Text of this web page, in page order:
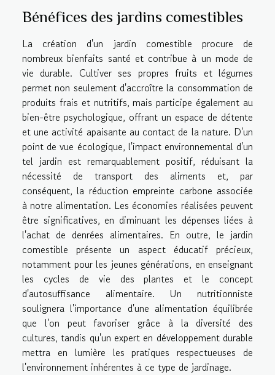
Bénéfices des jardins comestibles
La création d'un jardin comestible procure de
nombreux bienfaits santé et contribue à un mode de
vie durable. Cultiver ses propres fruits et légumes
permet non seulement d'accroître la consommation de
produits frais et nutritifs, mais participe également au
bien-être psychologique, offrant un espace de détente
et une activité apaisante au contact de la nature. D'un
point de vue écologique, l'impact environnemental d'un
tel jardin est remarquablement positif, réduisant la
nécessité de transport des aliments et, par
conséquent, la réduction empreinte carbone associée
à notre alimentation. Les économies réalisées peuvent
être significatives, en diminuant les dépenses liées à
l'achat de denrées alimentaires. En outre, le jardin
comestible présente un aspect éducatif précieux,
notamment pour les jeunes générations, en enseignant
les cycles de vie des plantes et le concept
d'autosuffisance alimentaire. Un nutritionniste
soulignera l'importance d'une alimentation équilibrée
que l'on peut favoriser grâce à la diversité des
cultures, tandis qu'un expert en développement durable
mettra en lumière les pratiques respectueuses de
l'environnement inhérentes à ce type de jardinage.